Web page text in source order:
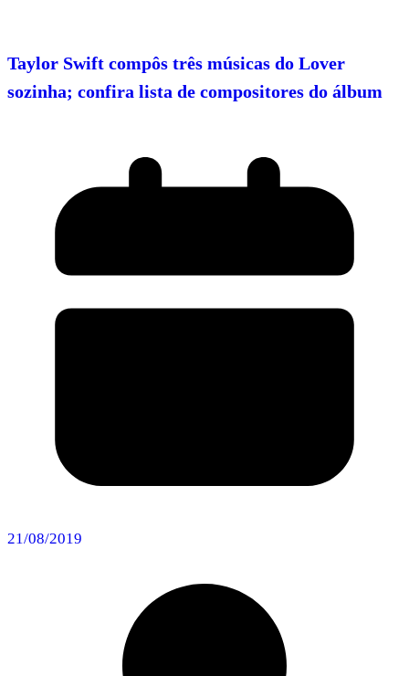
Taylor Swift compôs três músicas do Lover
sozinha; confira lista de compositores do álbum
21/08/2019